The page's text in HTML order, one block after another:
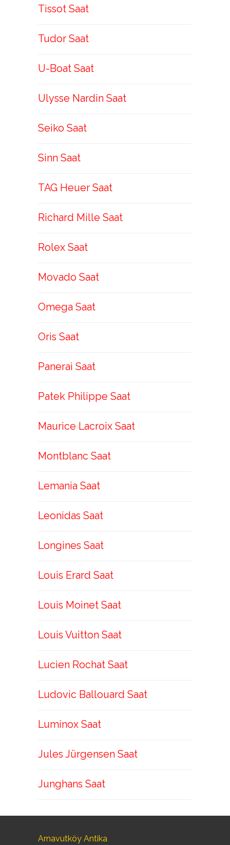
Tissot Saat
Tudor Saat
U-Boat Saat
Ulysse Nardin Saat
Seiko Saat
Sinn Saat
TAG Heuer Saat
Richard Mille Saat
Rolex Saat
Movado Saat
Omega Saat
Oris Saat
Panerai Saat
Patek Philippe Saat
Maurice Lacroix Saat
Montblanc Saat
Lemania Saat
Leonidas Saat
Longines Saat
Louis Erard Saat
Louis Moinet Saat
Louis Vuitton Saat
Lucien Rochat Saat
Ludovic Ballouard Saat
Luminox Saat
Jules Jürgensen Saat
Junghans Saat
Arnavutköy Antika